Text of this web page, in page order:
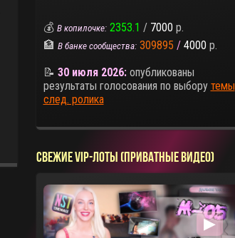
💰 В копилочке: 2353.1 / 7000 р.
🏦 В банке сообщества: 309895 / 4000 р.
📝 30 июля 2026:опубликованы
результаты голосования по выбору темы
след. ролика
СВЕЖИЕ VIP-ЛОТЫ (ПРИВАТНЫЕ ВИДЕО)
▶